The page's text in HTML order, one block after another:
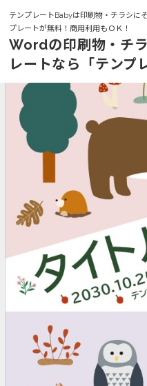
テンプレートBabyは印刷物・チラシに
プレートが無料！商用利用もＯＫ！
Wordの印刷物・チ
レートなら「テンプ